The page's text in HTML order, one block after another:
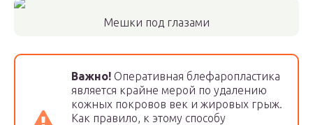
Мешки под глазами
Важно! Оперативная блефаропластика
является крайне мерой по удалению
кожных покровов век и жировых грыж.
Как правило, к этому способу